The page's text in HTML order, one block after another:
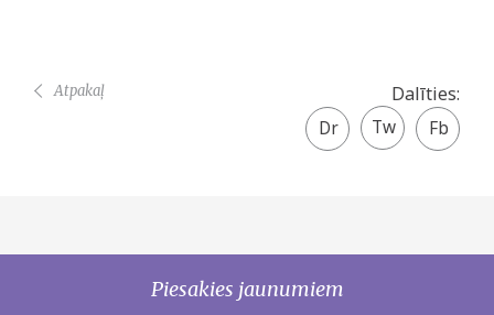
Dalīties:
Facebook
share
Twitter
Atpakaļ
Piesakies jaunumiem